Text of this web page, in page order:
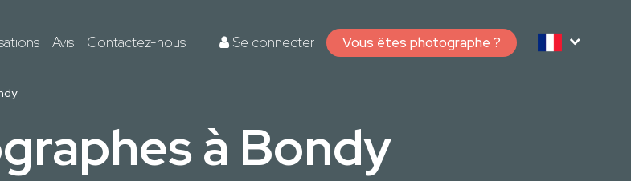
Avis Contactez-nous Se connecter Vous êtes photographe ?
à Bondy